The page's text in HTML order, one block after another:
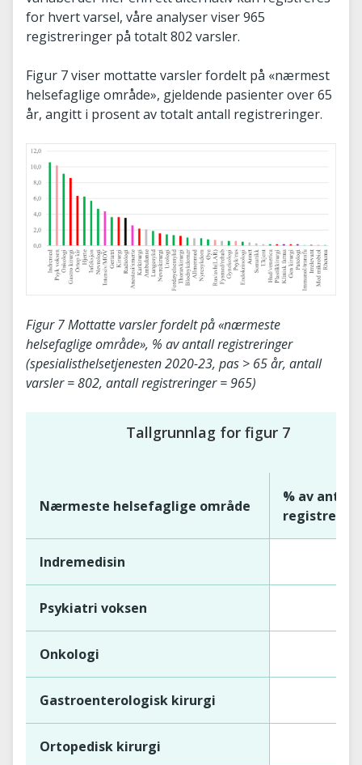
for hvert varsel, våre analyser viser 965
registreringer på totalt 802 varsler.
Figur 7 viser mottatte varsler fordelt på «nærmest
helsefaglige område», gjeldende pasienter over 65
år, angitt i prosent av totalt antall registreringer.
Figur 7 Mottatte varsler fordelt på «nærmeste
helsefaglige område», % av antall registreringer
(spesialisthelsetjenesten 2020-23, pas > 65 år, antall
varsler = 802, antall registreringer = 965)
Tallgrunnlag for figur 7
Nærmeste helsefaglige område
% av antall
Indremedisin
Psykiatri voksen
Onkologi
Gastroenterologisk kirurgi
Ortopedisk kirurgi